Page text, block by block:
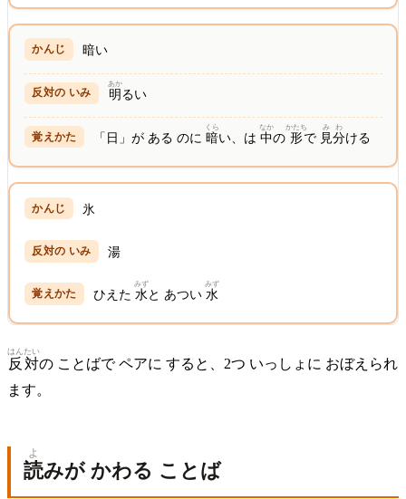
暗い
明
あか
るい
「日」が ある のに暗
くら
い、は中
なか
の 形
かたち
で 見分
みわ
ける
氷
湯
ひえた水
みず
と あつい水
みず
反対
はんたい
の ことばで ペアに すると、2つ いっしょに おぼえられ
ます。
読
よ
みが かわる ことば